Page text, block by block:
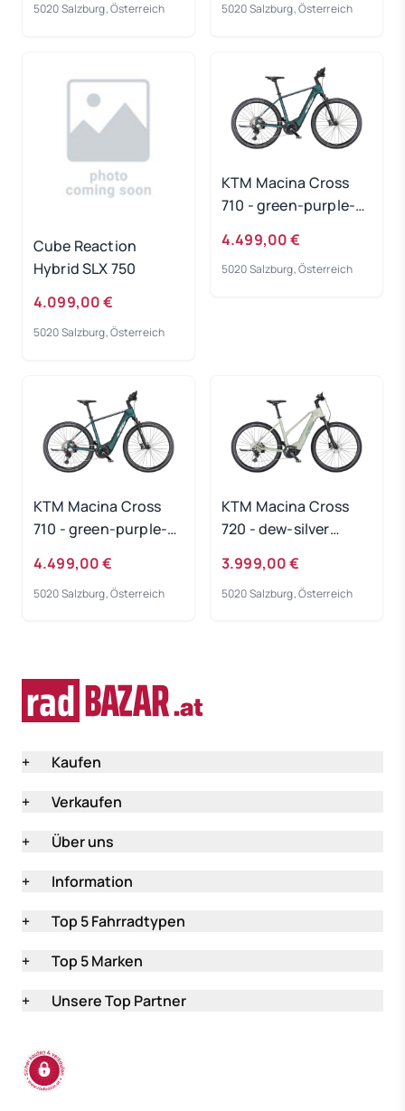
5020 Salzburg, Österreich 5020 Salzburg, Österreich
Cube Reaction
Hybrid SLX 750
4.099,00 €
5020 Salzburg, Österreich
KTM Macina Cross
710 - green-purple-
Rahmengröße: 51 cm
4.499,00 €
5020 Salzburg, Österreich
KTM Macina Cross
710 - green-purple-
Rahmengröße: 60 cm
4.499,00 €
5020 Salzburg, Österreich
KTM Macina Cross
720 - dew-silver
3.999,00 €
5020 Salzburg, Österreich
+
Kaufen
+
Verkaufen
+
Über uns
+
Information
+
Top 5 Fahrradtypen
+
Top 5 Marken
+
Unsere Top Partner